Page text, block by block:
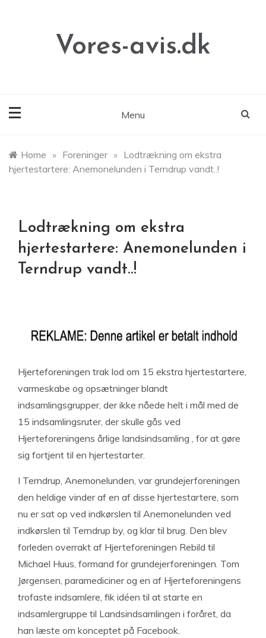
Vores-avis.dk
Menu
Home » Foreninger » Lodtrækning om ekstra
hjertestartere: Anemonelunden i Terndrup vandt..!
Lodtrækning om ekstra
hjertestartere: Anemonelunden i
Terndrup vandt..!
Hjerteforeningen trak lod om 15 ekstra hjertestartere,
varmeskabe og opsætninger blandt
indsamlingsgrupper, der ikke nåede helt i mål med de
15 indsamlingsruter, der skulle gås ved
Hjerteforeningens årlige landsindsamling , for at gøre
sig fortjent til en hjertestarter.
I Terndrup, Anemonelunden, var grundejerforeningen
den heldige vinder af en af disse hjertestartere, som
nu er sat op ved indkørslen til Anemonelunden ved
indkørslen til Terndrup by, og klar til brug. Den blev
forleden overrakt af Hjerteforeningen Rebild til
Michael Huus, formand for grundejerforeningen. Tom
Jørgensen, paramediciner og en af Hjerteforeningens
trofaste indsamlere, fik idéen til at starte en
indsamlergruppe til Landsindsamlingen i foråret, da
han læste om konceptet på Facebook.